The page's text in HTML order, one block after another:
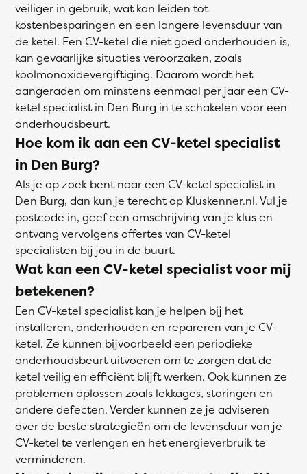
veiliger in gebruik, wat kan leiden tot
kostenbesparingen en een langere levensduur van
de ketel. Een CV-ketel die niet goed onderhouden is,
kan gevaarlijke situaties veroorzaken, zoals
koolmonoxidevergiftiging. Daarom wordt het
aangeraden om minstens eenmaal per jaar een CV-
ketel specialist in Den Burg in te schakelen voor een
onderhoudsbeurt.
Hoe kom ik aan een CV-ketel specialist
in Den Burg?
Als je op zoek bent naar een CV-ketel specialist in
Den Burg, dan kun je terecht op Kluskenner.nl. Vul je
postcode in, geef een omschrijving van je klus en
ontvang vervolgens offertes van CV-ketel
specialisten bij jou in de buurt.
Wat kan een CV-ketel specialist voor mij
betekenen?
Een CV-ketel specialist kan je helpen bij het
installeren, onderhouden en repareren van je CV-
ketel. Ze kunnen bijvoorbeeld een periodieke
onderhoudsbeurt uitvoeren om te zorgen dat de
ketel veilig en efficiënt blijft werken. Ook kunnen ze
problemen oplossen zoals lekkages, storingen en
andere defecten. Verder kunnen ze je adviseren
over de beste strategieën om de levensduur van je
CV-ketel te verlengen en het energieverbruik te
verminderen.